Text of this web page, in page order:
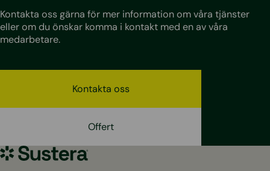
Kontakta oss gärna för mer information om våra tjänster
eller om du önskar komma i kontakt med en av våra
medarbetare.
Kontakta oss
Offert
Sustera
Sweden